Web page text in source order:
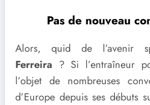
Pas de nouveau
Alors, quid de l’avenir
Ferreira ? Si l’entraîneur
l’objet de nombreuses
d’Europe depuis ses débuts